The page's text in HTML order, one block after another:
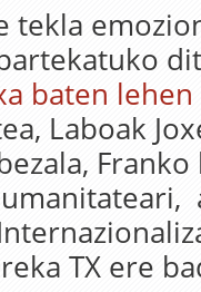
tekla
baten
Laboak
TX ere